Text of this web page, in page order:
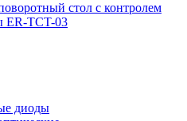
стол с контролем
ER-TCT-03
диоды